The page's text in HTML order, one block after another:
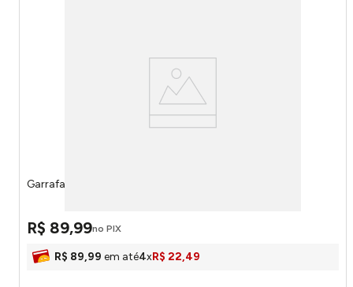
Garrafa Sun Sport São Paulo 800ml 15070 - Brasfoot
R$ 89,99no PIX
R$ 89,99 em até4xR$ 22,49